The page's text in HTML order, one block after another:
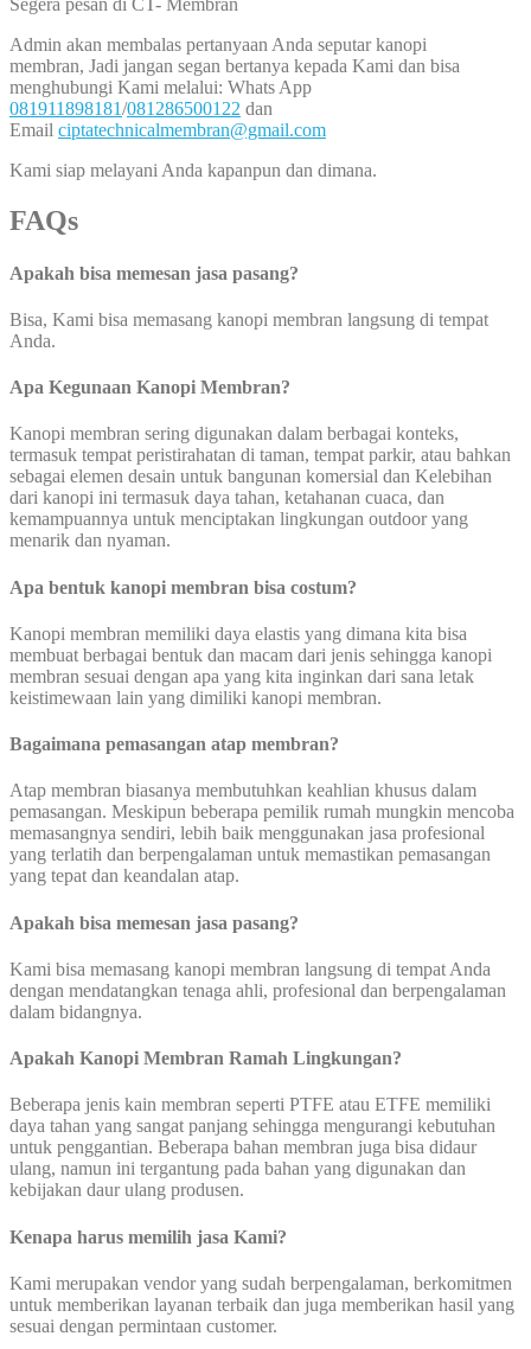
Segera pesan di CT- Membran
Admin akan membalas pertanyaan Anda seputar kanopi
membran, Jadi jangan segan bertanya kepada Kami dan bisa
menghubungi Kami melalui: Whats App
081911898181/081286500122 dan
Email ciptatechnicalmembran@gmail.com
Kami siap melayani Anda kapanpun dan dimana.
FAQs
Apakah bisa memesan jasa pasang?
Bisa, Kami bisa memasang kanopi membran langsung di tempat
Anda.
Apa Kegunaan Kanopi Membran?
Kanopi membran sering digunakan dalam berbagai konteks,
termasuk tempat peristirahatan di taman, tempat parkir, atau bahkan
sebagai elemen desain untuk bangunan komersial dan Kelebihan
dari kanopi ini termasuk daya tahan, ketahanan cuaca, dan
kemampuannya untuk menciptakan lingkungan outdoor yang
menarik dan nyaman.
Apa bentuk kanopi membran bisa costum?
Kanopi membran memiliki daya elastis yang dimana kita bisa
membuat berbagai bentuk dan macam dari jenis sehingga kanopi
membran sesuai dengan apa yang kita inginkan dari sana letak
keistimewaan lain yang dimiliki kanopi membran.
Bagaimana pemasangan atap membran?
Atap membran biasanya membutuhkan keahlian khusus dalam
pemasangan. Meskipun beberapa pemilik rumah mungkin mencoba
memasangnya sendiri, lebih baik menggunakan jasa profesional
yang terlatih dan berpengalaman untuk memastikan pemasangan
yang tepat dan keandalan atap.
Apakah bisa memesan jasa pasang?
Kami bisa memasang kanopi membran langsung di tempat Anda
dengan mendatangkan tenaga ahli, profesional dan berpengalaman
dalam bidangnya.
Apakah Kanopi Membran Ramah Lingkungan?
Beberapa jenis kain membran seperti PTFE atau ETFE memiliki
daya tahan yang sangat panjang sehingga mengurangi kebutuhan
untuk penggantian. Beberapa bahan membran juga bisa didaur
ulang, namun ini tergantung pada bahan yang digunakan dan
kebijakan daur ulang produsen.
Kenapa harus memilih jasa Kami?
Kami merupakan vendor yang sudah berpengalaman, berkomitmen
untuk memberikan layanan terbaik dan juga memberikan hasil yang
sesuai dengan permintaan customer.